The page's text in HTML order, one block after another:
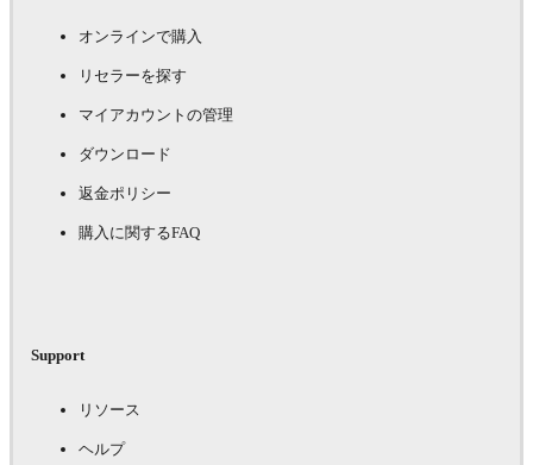
オンラインで購入
リセラーを探す
マイアカウントの管理
ダウンロード
返金ポリシー
購入に関するFAQ
Support
リソース
ヘルプ